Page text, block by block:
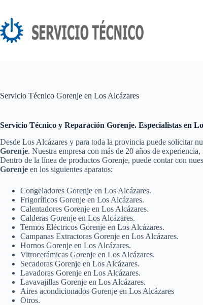
contenido
Servicio Técnico Gorenje en Los Alcázares
Servicio Técnico y Reparación Gorenje. Especialistas en
Desde Los Alcázares y para toda la provincia puede solicitar
Gorenje. Nuestra empresa con más de 20 años de
Dentro de la línea de productos Gorenje, puede contar con
Gorenje en los siguientes aparatos:
Congeladores Gorenje en Los Alcázares.
Frigoríficos Gorenje en Los Alcázares.
Calentadores Gorenje en Los Alcázares.
Calderas Gorenje en Los Alcázares.
Termos Eléctricos Gorenje en Los Alcázares.
Campanas Extractoras Gorenje en Los Alcázares.
Hornos Gorenje en Los Alcázares.
Vitrocerámicas Gorenje en Los Alcázares.
Secadoras Gorenje en Los Alcázares.
Lavadoras Gorenje en Los Alcázares.
Lavavajillas Gorenje en Los Alcázares.
Aires acondicionados Gorenje en Los Alcázares
Otros.